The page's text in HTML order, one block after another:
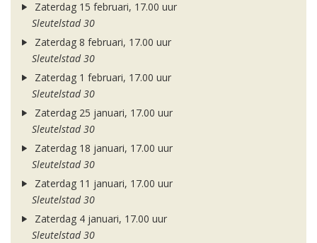
Zaterdag 15 februari, 17.00 uur
Sleutelstad 30
Zaterdag 8 februari, 17.00 uur
Sleutelstad 30
Zaterdag 1 februari, 17.00 uur
Sleutelstad 30
Zaterdag 25 januari, 17.00 uur
Sleutelstad 30
Zaterdag 18 januari, 17.00 uur
Sleutelstad 30
Zaterdag 11 januari, 17.00 uur
Sleutelstad 30
Zaterdag 4 januari, 17.00 uur
Sleutelstad 30